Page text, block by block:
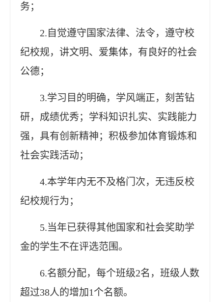
务；
2.自觉遵守国家法律、法令，遵守校
纪校规，讲文明、爱集体，有良好的社会
公德；
3.学习目的明确，学风端正，刻苦钻
研，成绩优秀；学科知识扎实、实践能力
强，具有创新精神；积极参加体育锻炼和
社会实践活动；
4.本学年内无不及格门次，无违反校
纪校规行为；
5.当年已获得其他国家和社会奖助学
金的学生不在评选范围。
6.名额分配，每个班级2名，班级人数
超过38人的增加1个名额。